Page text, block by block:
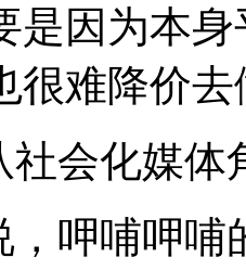
是因为本
很难降价
社会化媒体
，呷哺呷哺